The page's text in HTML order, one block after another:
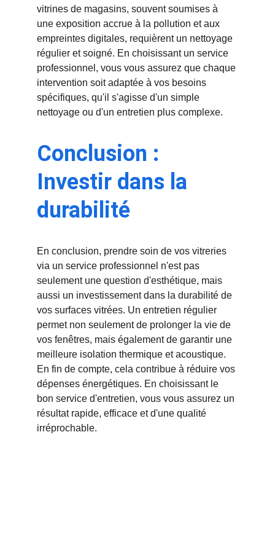
vitrines de magasins, souvent soumises à
une exposition accrue à la pollution et aux
empreintes digitales, requièrent un nettoyage
régulier et soigné. En choisissant un service
professionnel, vous vous assurez que chaque
intervention soit adaptée à vos besoins
spécifiques, qu'il s'agisse d'un simple
nettoyage ou d'un entretien plus complexe.
Conclusion :
Investir dans la
durabilité
En conclusion, prendre soin de vos vitreries
via un service professionnel n'est pas
seulement une question d'esthétique, mais
aussi un investissement dans la durabilité de
vos surfaces vitrées. Un entretien régulier
permet non seulement de prolonger la vie de
vos fenêtres, mais également de garantir une
meilleure isolation thermique et acoustique.
En fin de compte, cela contribue à réduire vos
dépenses énergétiques. En choisissant le
bon service d'entretien, vous vous assurez un
résultat rapide, efficace et d'une qualité
irréprochable.